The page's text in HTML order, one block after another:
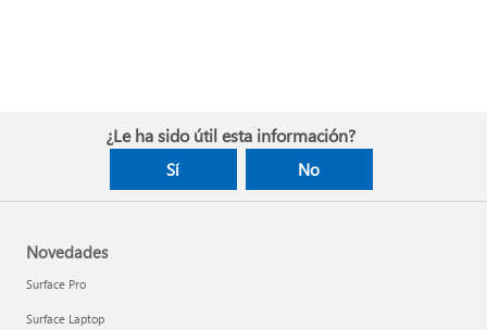
¿Le ha sido útil esta información?
Sí No
Novedades
Surface Pro
Surface Laptop